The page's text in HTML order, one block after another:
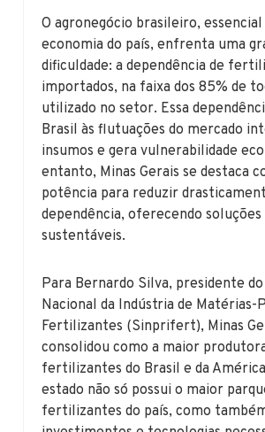
O agronegócio brasileiro, essencial
economia do país, enfrenta uma
dificuldade: a dependência de
importados, na faixa dos 85% de
utilizado no setor. Essa
Brasil às flutuações do mercado
insumos e gera vulnerabilidade
entanto, Minas Gerais se destaca
potência para reduzir
dependência, oferecendo soluções
sustentáveis.
Para Bernardo Silva, presidente
Nacional da Indústria de Matérias-
Fertilizantes (Sinprifert), Minas
consolidou como a maior
fertilizantes do Brasil e da
estado não só possui o maior
fertilizantes do país, como